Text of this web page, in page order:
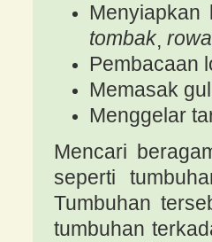
tombak
Pembacaan
Memasak
Menggelar
Mencari
seperti
Tumbuhan
tumbuhan